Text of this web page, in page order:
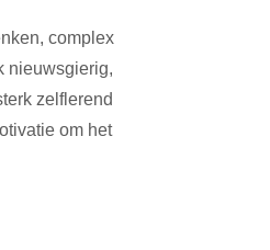
complex
nieuwsgierig,
zelflerend
om het